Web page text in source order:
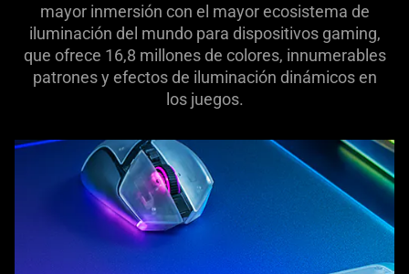
visuals
this
video
only
support
mayor inmersión con el mayor ecosistema de
iluminación del mundo para dispositivos gaming,
que ofrece 16,8 millones de colores, innumerables
patrones y efectos de iluminación dinámicos en
los juegos.